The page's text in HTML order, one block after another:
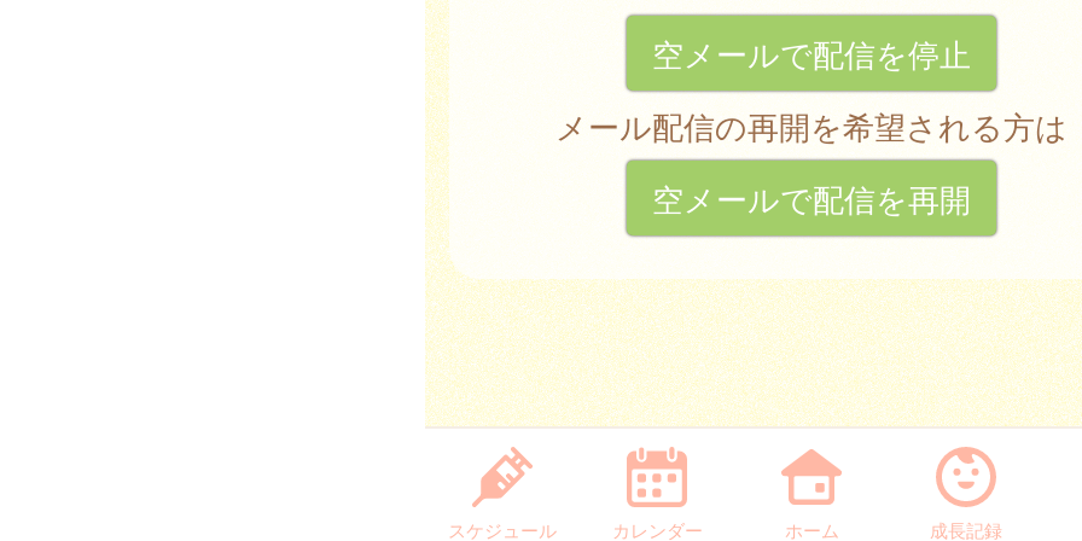
空メールで配信を停止
メール配信の再開を希望される方は
空メールで配信を再開
スケジュール カレンダー ホーム 成長記録